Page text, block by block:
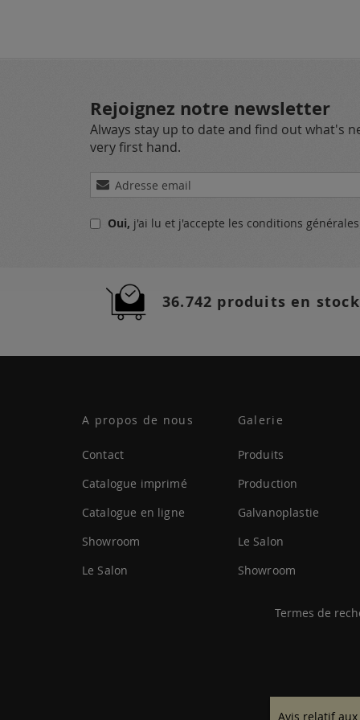
Rejoignez notre newsletter
Always stay up to date and find out what's
very first hand.
Inscription
à
lettreOui, j'ai lu et j'accepte les conditions générales
36.742 produits en stock
A propos de nous
Contact
Catalogue imprimé
Catalogue en ligne
Showroom
Le Salon
Galerie
Produits
Production
Galvanoplastie
Le Salon
Showroom
Termes de
Avis relatif aux